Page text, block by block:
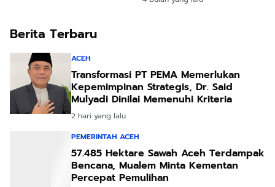
PEMERINTAH ACEH
Bencana, Mualem Minta Kementan
Percepat Pemulihan
3 hari yang lalu
PEMERINTAH ACEH
Fadhlullah: Masjid Tak Hanya Tempat
Ibadah, tetapi Pusat Pembinaan Umat
5 hari yang lalu
PEMERINTAH ACEH